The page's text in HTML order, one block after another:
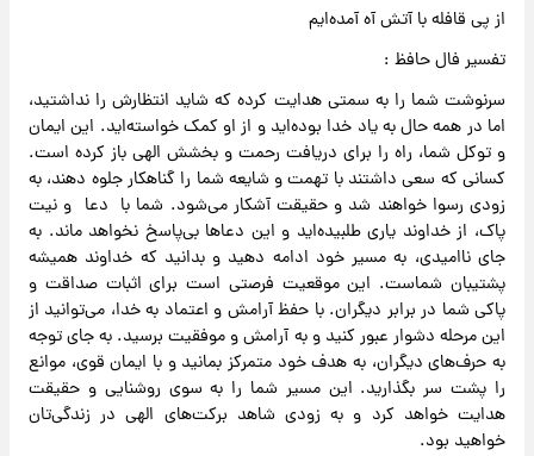
از پی قافله با آتش آه آمده‌ایم
تفسیر فال حافظ :
سرنوشت شما را به سمتی هدایت کرده که شاید انتظارش را نداشتید،
اما در همه حال به یاد خدا بوده‌اید و از او کمک خواسته‌اید. این ایمان
و توکل شما، راه را برای دریافت رحمت و بخشش الهی باز کرده است.
کسانی که سعی داشتند با تهمت و شایعه شما را گناهکار جلوه دهند، به
زودی رسوا خواهند شد و حقیقت آشکار می‌شود. شما با دعا و نیت
پاک، از خداوند یاری طلبیده‌اید و این دعاها بی‌پاسخ نخواهد ماند. به
جای ناامیدی، به مسیر خود ادامه دهید و بدانید که خداوند همیشه
پشتیبان شماست. این موقعیت فرصتی است برای اثبات صداقت و
پاکی شما در برابر دیگران. با حفظ آرامش و اعتماد به خدا، می‌توانید از
این مرحله دشوار عبور کنید و به آرامش و موفقیت برسید. به جای توجه
به حرف‌های دیگران، به هدف خود متمرکز بمانید و با ایمان قوی، موانع
را پشت سر بگذارید. این مسیر شما را به سوی روشنایی و حقیقت
هدایت خواهد کرد و به زودی شاهد برکت‌های الهی در زندگی‌تان
خواهید بود.